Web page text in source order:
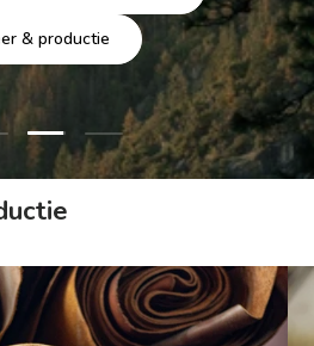
laden 1 van 3
Dia laden 2 van 3
Dia laden 3 van 3